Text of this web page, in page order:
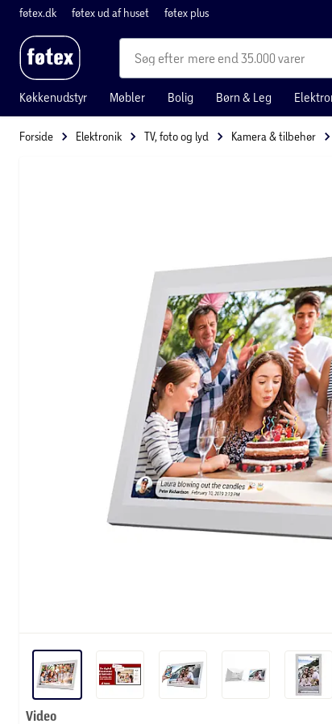
føtex.dk føtex ud af huset føtex plus
mere end 35.000 varer
Køkkenudstyr Møbler Bolig Børn & Leg
Forside Elektronik TV, foto og lyd Kamera & tilbehør
Video